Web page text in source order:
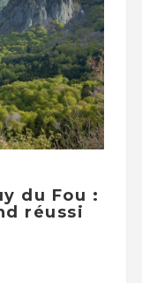
du Fou :
réussi